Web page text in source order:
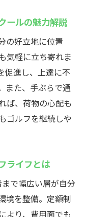
ゴルフライフ
サポートする
ップを実現し
フスクール
別指導で確実
指導の魅力を
体制を徹底紹
ールの魅力解説
の好立地に位置
気軽に立ち寄れま
促進し、上達に不
また、手ぶらで通
ば、荷物の心配も
ゴルフを継続しや
ライフとは
で幅広い層が自分
境を整備。定額制
より、費用面でも